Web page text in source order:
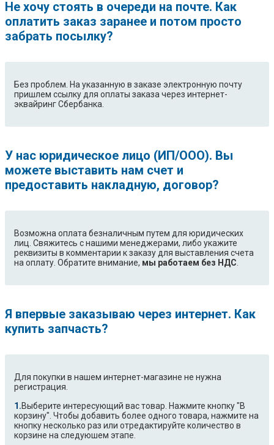
Не хочу стоять в очереди на почте. Как
оплатить заказ заранее и потом просто
забрать посылку?
Без проблем. На указанную в заказе электронную почту
пришлем ссылку для оплаты заказа через интернет-
эквайринг Сбербанка.
У нас юридическое лицо (ИП/ООО). Вы
можете выставить нам счет и
предоставить накладную, договор?
Возможна оплата безналичным путем для юридических
лиц. Свяжитесь с нашими менеджерами, либо укажите
реквизиты в комментарии к заказу для выставления счета
на оплату. Обратите внимание, мы работаем без НДС
Я впервые заказываю через интернет. Как
купить запчасть?
Для покупки в нашем интернет-магазине не нужна
регистрация.
Выберите интересующий вас товар. Нажмите кнопку "В
корзину". Чтобы добавить более одного товара, нажмите на
кнопку несколько раз или отредактируйте количество в
корзине на следуюшем этапе.